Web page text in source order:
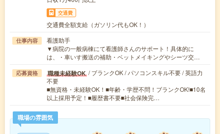
交通費
交通費全額支給（ガソリン代もOK！）
仕事内容
看護助手
▼病院の一般病棟にて看護師さんのサポート！具体的に
は、・車いす搬送の補助・ベットメイキングやシーツ交…
応募資格 職種未経験OK / ブランクOK / パソコンスキル不要 / 英語力
不要
■無資格・未経験OK！■年齢・学歴不問！ブランクOK!■10名
以上採用予定！■履歴書不要■社会保険完…
職場の雰囲気